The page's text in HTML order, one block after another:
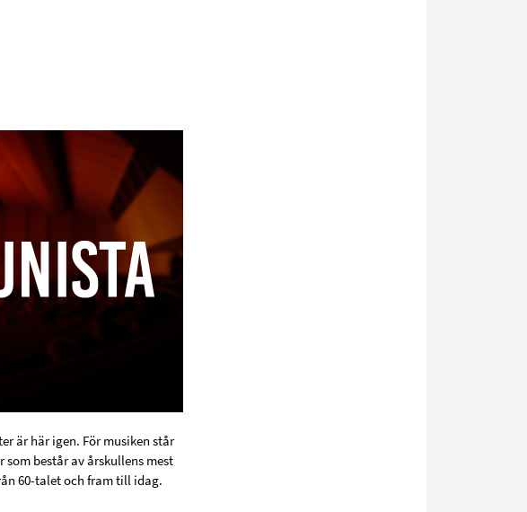
är här igen. För musiken står
består av årskullens mest
60-talet och fram till idag.